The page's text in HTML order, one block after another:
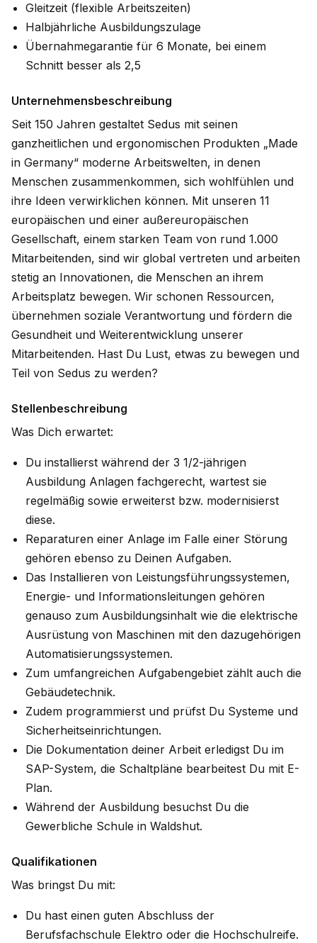
Gleitzeit (flexible Arbeitszeiten)
Halbjährliche Ausbildungszulage
Übernahmegarantie für 6 Monate, bei einem
Schnitt besser als 2,5
Unternehmensbeschreibung
Seit 150 Jahren gestaltet Sedus mit seinen
ganzheitlichen und ergonomischen Produkten „Made
in Germany“ moderne Arbeitswelten, in denen
Menschen zusammenkommen, sich wohlfühlen und
ihre Ideen verwirklichen können. Mit unseren 11
europäischen und einer außereuropäischen
Gesellschaft, einem starken Team von rund 1.000
Mitarbeitenden, sind wir global vertreten und arbeiten
stetig an Innovationen, die Menschen an ihrem
Arbeitsplatz bewegen. Wir schonen Ressourcen,
übernehmen soziale Verantwortung und fördern die
Gesundheit und Weiterentwicklung unserer
Mitarbeitenden. Hast Du Lust, etwas zu bewegen und
Teil von Sedus zu werden?
Stellenbeschreibung
Was Dich erwartet:
Du installierst während der 3 1/2-jährigen
Ausbildung Anlagen fachgerecht, wartest sie
regelmäßig sowie erweiterst bzw. modernisierst
diese.
Reparaturen einer Anlage im Falle einer Störung
gehören ebenso zu Deinen Aufgaben.
Das Installieren von Leistungsführungssystemen,
Energie- und Informationsleitungen gehören
genauso zum Ausbildungsinhalt wie die elektrische
Ausrüstung von Maschinen mit den dazugehörigen
Automatisierungssystemen.
Zum umfangreichen Aufgabengebiet zählt auch die
Gebäudetechnik.
Zudem programmierst und prüfst Du Systeme und
Sicherheitseinrichtungen.
Die Dokumentation deiner Arbeit erledigst Du im
SAP-System, die Schaltpläne bearbeitest Du mit E-
Plan.
Während der Ausbildung besuchst Du die
Gewerbliche Schule in Waldshut.
Qualifikationen
Was bringst Du mit:
Du hast einen guten Abschluss der
Berufsfachschule Elektro oder die Hochschulreife.